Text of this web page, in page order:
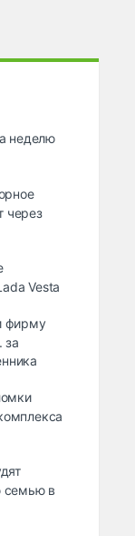
неделю
через
Vesta
фирму
за
семью в